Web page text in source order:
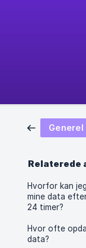
Generel
Relaterede
Hvorfor kan
mine data
24 timer?
Hvor ofte
data?